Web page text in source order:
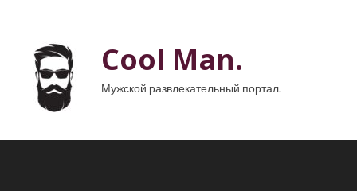
Cool Man.
Мужской развлекательный портал.